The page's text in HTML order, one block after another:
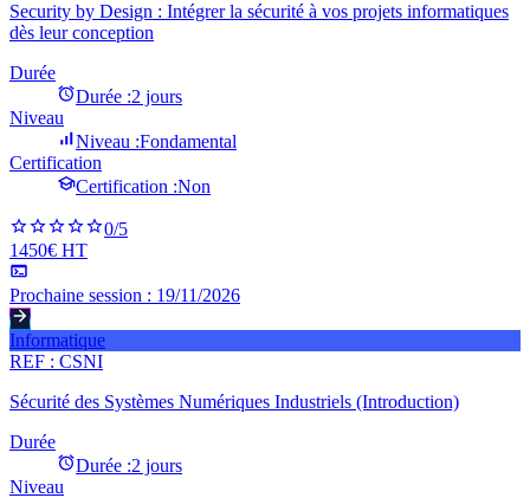
Security by Design : Intégrer la sécurité à vos projets informatiques
dès leur conception
Durée
Durée :2 jours
Niveau
Niveau :Fondamental
Certification
Certification :Non
0/5
1450€ HT
Prochaine session : 19/11/2026
Informatique
REF : CSNI
Sécurité des Systèmes Numériques Industriels (Introduction)
Durée
Durée :2 jours
Niveau